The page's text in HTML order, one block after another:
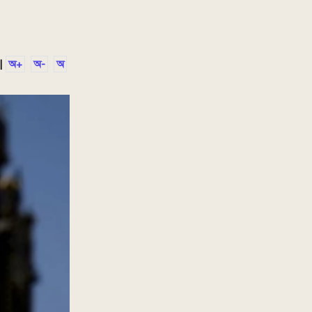
| অ+ অ- অ